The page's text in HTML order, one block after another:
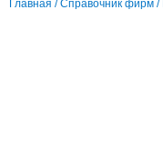
Главная /Справочник фирм /